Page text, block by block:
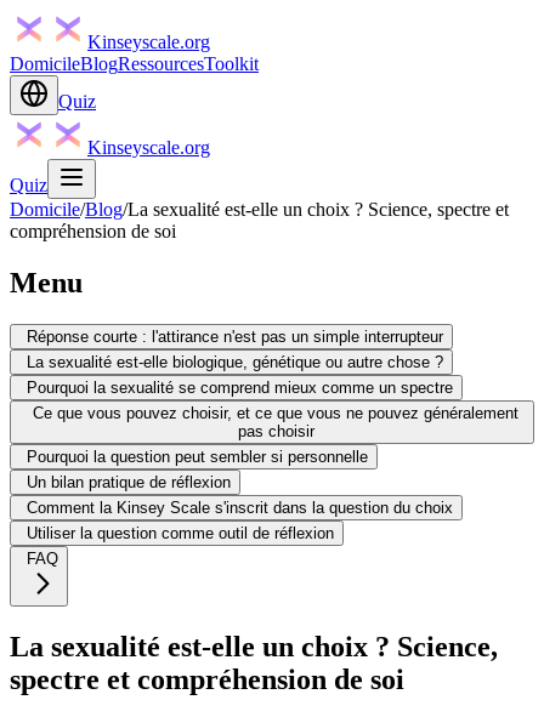
Kinseyscale.org
DomicileBlogRessourcesToolkit
Quiz
Kinseyscale.org
Quiz
Domicile/Blog/La sexualité est-elle un choix ? Science, spectre et
compréhension de soi
Menu
Réponse courte : l'attirance n'est pas un simple interrupteur
La sexualité est-elle biologique, génétique ou autre chose ?
Pourquoi la sexualité se comprend mieux comme un spectre
Ce que vous pouvez choisir, et ce que vous ne pouvez généralement
pas choisir
Pourquoi la question peut sembler si personnelle
Un bilan pratique de réflexion
Comment la Kinsey Scale s'inscrit dans la question du choix
Utiliser la question comme outil de réflexion
FAQ
La sexualité est-elle un choix ? Science,
spectre et compréhension de soi